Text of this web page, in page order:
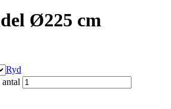
Ø225 cm
Ryd